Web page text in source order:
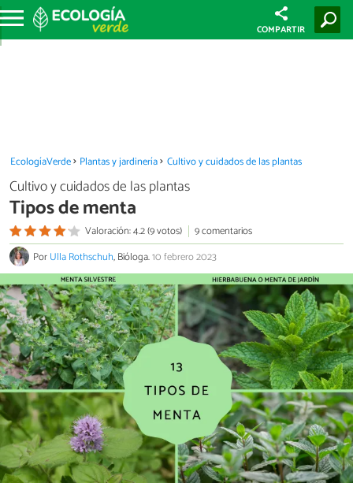
COMPARTIR
EcologíaVerde Plantas y jardinería Cultivo y cuidados de las plantas
Cultivo y cuidados de las plantas
Tipos de menta
Valoración: 4.2 (9 votos)
9 comentarios
PorUlla Rothschuh, Bióloga.10 febrero 2023